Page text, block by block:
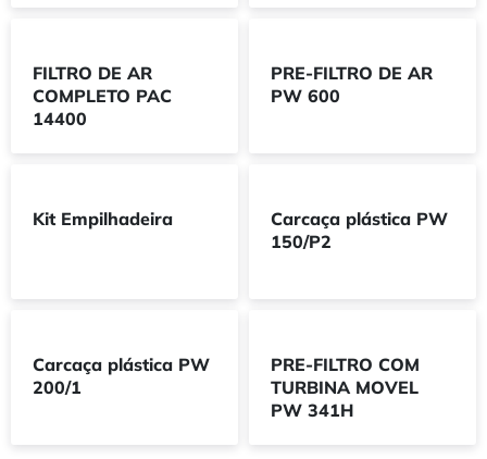
FILTRO DE AR
COMPLETO PAC
14400
PRE-FILTRO DE AR
PW 600
Kit Empilhadeira
Carcaça plástica PW
150/P2
Carcaça plástica PW
200/1
PRE-FILTRO COM
TURBINA MOVEL
PW 341H